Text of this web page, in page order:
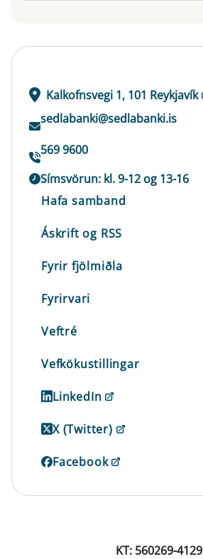
Kalkofnsvegi 1, 101 Reykjavík
sedlabanki@sedlabanki.is
569 9600
Símsvörun: kl. 9-12 og 13-16
Hafa samband
Áskrift og RSS
Fyrir fjölmiðla
Fyrirvari
Veftré
Vefkökustillingar
LinkedIn
X (Twitter)
Facebook
KT: 560269-4129